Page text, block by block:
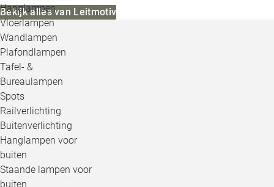
Hanglampen
Vloerlampen
Wandlampen
Plafondlampen
Tafel- &
Bureaulampen
Spots
Railverlichting
Buitenverlichting
Hanglampen voor
buiten
Staande lampen voor
buiten
Bekijk alles van Leitmotiv